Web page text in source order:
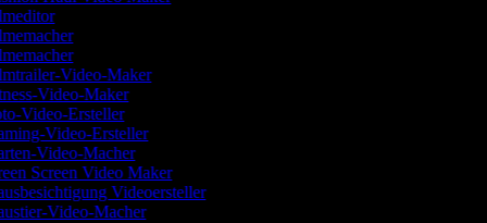
Video-Maker
Video-Maker
Video-Ersteller
Video-Ersteller
Video-Macher
Screen Video Maker
Videoersteller
Video-Macher